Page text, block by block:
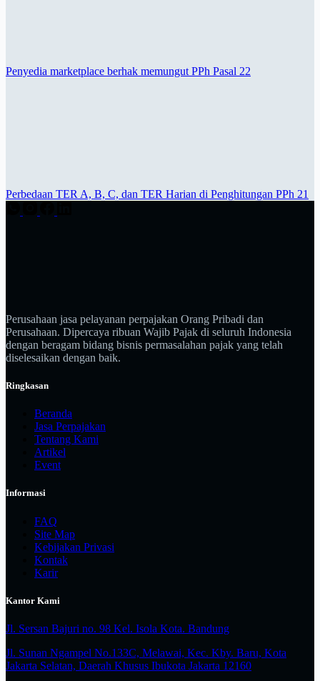
Penyedia marketplace berhak memungut PPh Pasal 22
Perbedaan TER A, B, C, dan TER Harian di Penghitungan PPh 21
Perusahaan jasa pelayanan perpajakan Orang Pribadi dan
Perusahaan. Dipercaya ribuan Wajib Pajak di seluruh Indonesia
dengan beragam bidang bisnis permasalahan pajak yang telah
diselesaikan dengan baik.
Ringkasan
Beranda
Jasa Perpajakan
Tentang Kami
Artikel
Event
Informasi
FAQ
Site Map
Kebijakan Privasi
Kontak
Karir
Kantor Kami
Jl. Sersan Bajuri no. 98 Kel. Isola Kota. Bandung
Jl. Sunan Ngampel No.133C, Melawai, Kec. Kby. Baru, Kota
Jakarta Selatan, Daerah Khusus Ibukota Jakarta 12160